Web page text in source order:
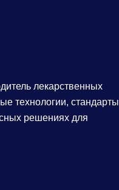
лекарственных
технологии, стандарты
решениях для